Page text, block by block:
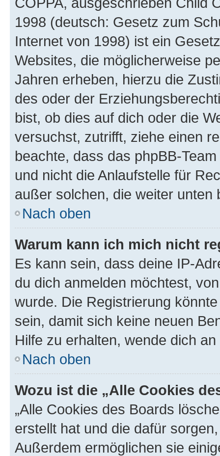
1998 (deutsch: Gesetz zum
Internet von 1998) ist ein
Websites, die möglicherweise
Jahren erheben, hierzu die
des oder der
bist, ob dies auf dich oder die
versuchst, zutrifft, ziehe einen
beachte, dass das phpBB-
und nicht die Anlaufstelle für
außer solchen, die weiter unten
Nach oben
Warum kann ich mich nicht
Es kann sein, dass deine IP-
du dich anmelden möchtest,
wurde. Die Registrierung
sein, damit sich keine neuen
Hilfe zu erhalten, wende dich
Nach oben
Wozu ist die „Alle Cookies
„Alle Cookies des Boards
erstellt hat und die dafür
Außerdem ermöglichen sie